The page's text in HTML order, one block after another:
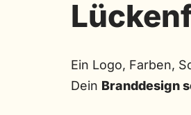
Ein Logo, Farben,
Dein Branddesign